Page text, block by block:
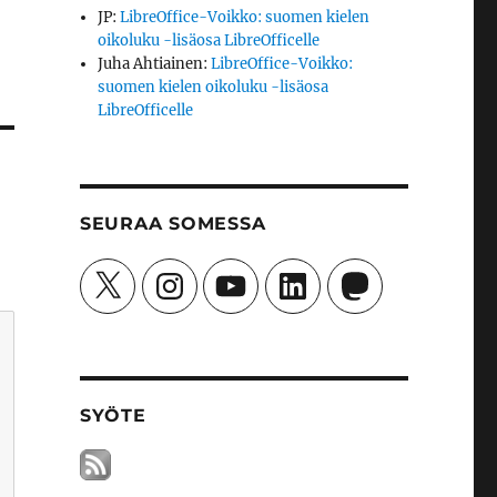
JP:LibreOffice-Voikko: suomen kielen
oikoluku -lisäosa LibreOfficelle
Juha Ahtiainen:LibreOffice-Voikko:
suomen kielen oikoluku -lisäosa
LibreOfficelle
SEURAA SOMESSA
X InstagramYouTubeLinkedInMastodon
SYÖTE